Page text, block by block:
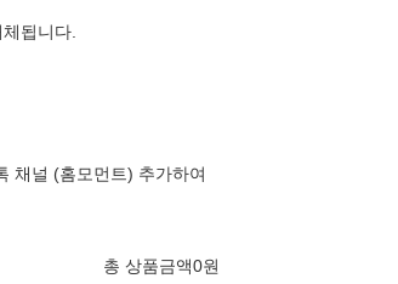
됩니다.
채널 (홈모먼트) 추가하여
총 상품금액0원